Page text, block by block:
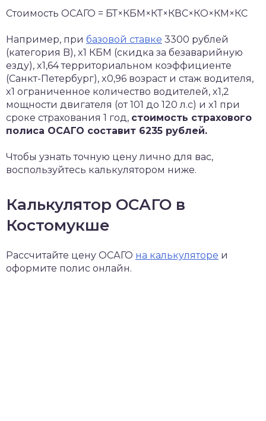
Стоимость ОСАГО = БТ×КБМ×КТ×КВС×КО×КМ×КС
Например, при базовой ставке 3300 рублей
(категория B), x1 КБМ (скидка за безаварийную
езду), x1,64 территориальном коэффициенте
(Санкт-Петербург), x0,96 возраст и стаж водителя,
x1 ограниченное количество водителей, x1,2
мощности двигателя (от 101 до 120 л.с) и x1 при
сроке страхования 1 год, стоимость страхового
полиса ОСАГО составит 6235 рублей.
Чтобы узнать точную цену лично для вас,
воспользуйтесь калькулятором ниже.
Калькулятор ОСАГО в
Костомукше
Рассчитайте цену ОСАГО на калькуляторе и
оформите полис онлайн.